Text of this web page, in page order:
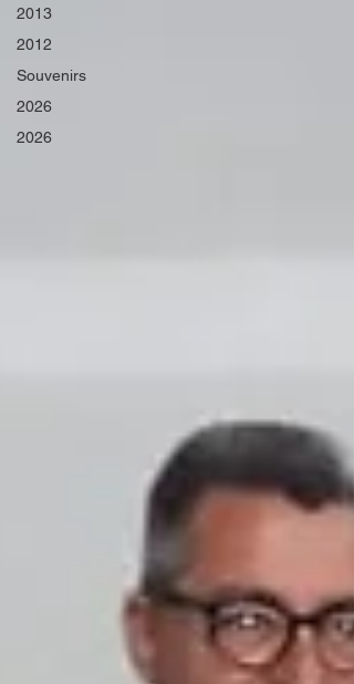
2013
2012
Souvenirs
2026
2026